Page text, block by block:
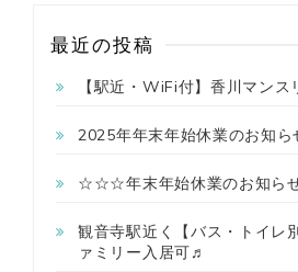
最近の投稿
【駅近・WiFi付】香川マンス
2025年年末年始休業のお知ら
☆☆☆年末年始休業のお知
観音寺駅近く【バス・トイレ
ァミリー入居可♬